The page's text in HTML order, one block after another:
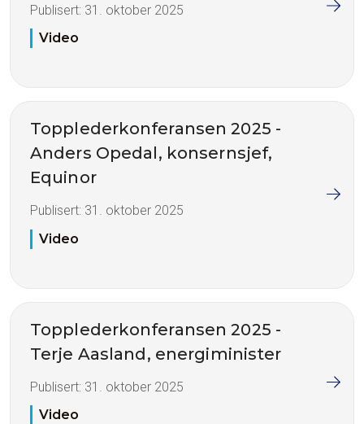
Publisert: 31. oktober 2025
Video
Topplederkonferansen 2025 -
Anders Opedal, konsernsjef,
Equinor
Publisert: 31. oktober 2025
Video
Topplederkonferansen 2025 -
Terje Aasland, energiminister
Publisert: 31. oktober 2025
Video